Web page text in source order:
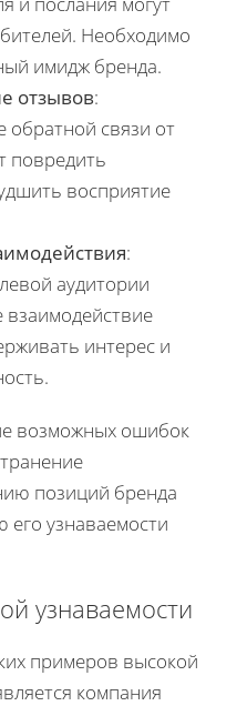
Необходимо
имидж бренда.
отзывов:
обратной связи от
повредить
восприятие
:
аудитории
взаимодействие
интерес и
возможных ошибок
позиций бренда
узнаваемости
узнаваемости
примеров высокой
компания